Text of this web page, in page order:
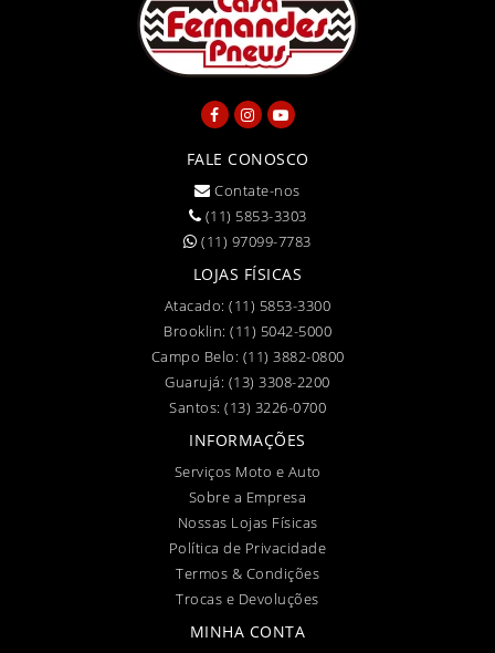
FALE CONOSCO
Contate-nos
(11) 5853-3303
(11) 97099-7783
LOJAS FÍSICAS
Atacado:(11) 5853-3300
Brooklin: (11) 5042-5000
Campo Belo: (11) 3882-0800
Guarujá: (13) 3308-2200
Santos: (13) 3226-0700
INFORMAÇÕES
Serviços Moto e Auto
Sobre a Empresa
Nossas Lojas Físicas
Política de Privacidade
Termos & Condições
Trocas e Devoluções
MINHA CONTA